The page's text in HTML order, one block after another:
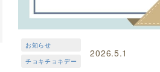
お知らせ
チョキチョキデー
2026.5.1